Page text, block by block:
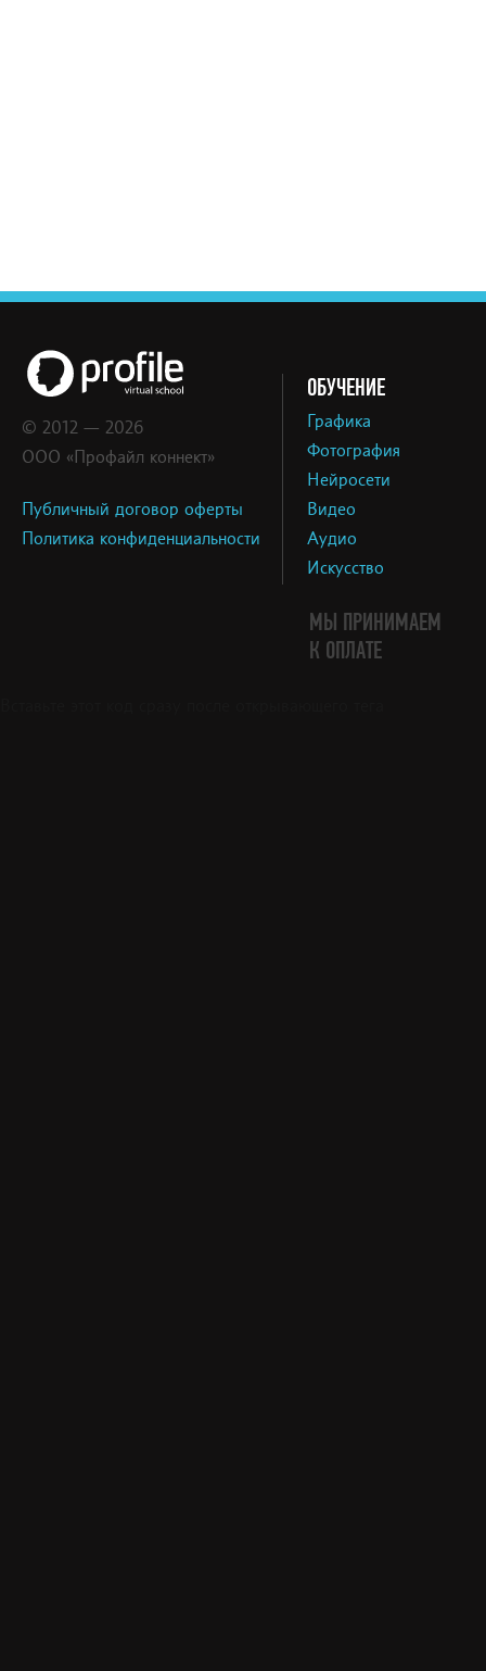
© 2012 — 2026
ООО «Профайл коннект»
Публичный договор оферты
Политика конфиденциальности
ОБУЧЕНИЕ
Графика
Фотография
Нейросети
Видео
Аудио
Искусство
МЫ ПРИНИМАЕМ
К ОПЛАТЕ